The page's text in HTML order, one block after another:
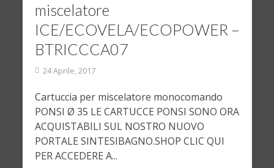
miscelatore
ICE/ECOVELA/ECOPOWER –
BTRICCCA07
24 Aprile, 2017
Cartuccia per miscelatore monocomando
PONSI Ø 35 LE CARTUCCE PONSI SONO ORA
ACQUISTABILI SUL NOSTRO NUOVO
PORTALE SINTESIBAGNO.SHOP CLIC QUI
PER ACCEDERE A...